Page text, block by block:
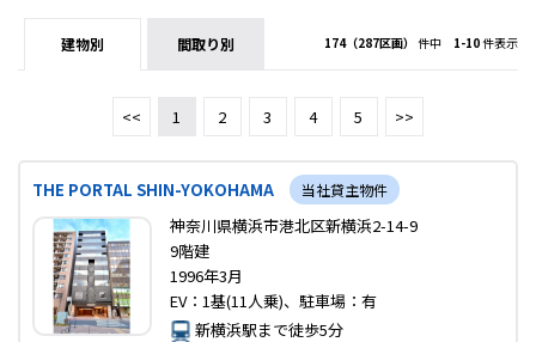
建物別 間取り別 174（287区画） 件中 1-10件表示
<< 1 2 3 4 5 >>
THE PORTAL SHIN-YOKOHAMA 当社貸主物件
神奈川県横浜市港北区新横浜2-14-9
9階建
1996年3月
EV：1基(11人乗)、駐車場：有
新横浜駅まで徒歩5分